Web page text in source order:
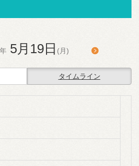
5月19日 (月)
タイムライン